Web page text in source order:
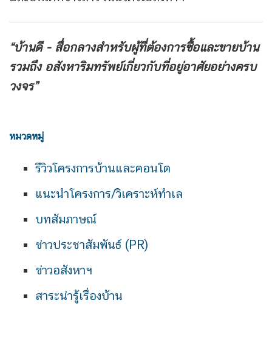
“บ้านดี - สื่อกลางสำหรับผู้ที่ต้องการซื้อและขายบ้าน
รวมถึง อสังหาริมทรัพย์เกี่ยวกับที่อยู่อาศัยอย่างครบ
วงจร”
หมวดหมู่
รีวิวโครงการบ้านและคอนโด
แนะนำโครงการ/วิเคราะห์ทำเล
บทสัมภาษณ์
ข่าวประชาสัมพันธ์ (PR)
ข่าวอสังหาฯ
สาระน่ารู้เรื่องบ้าน